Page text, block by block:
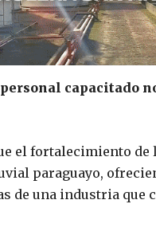
capacitado
el fortalecimiento
paraguayo,
de una industria que